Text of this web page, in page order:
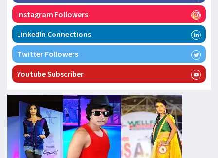
Instagram Followers
LinkedIn Connections
Twitter Followers
Youtube Subscriber